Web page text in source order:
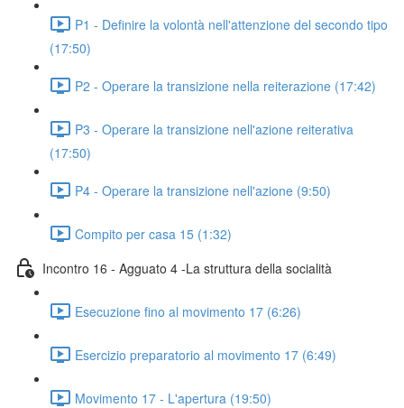
P1 - Definire la volontà nell'attenzione del secondo tipo
(17:50)
P2 - Operare la transizione nella reiterazione (17:42)
P3 - Operare la transizione nell'azione reiterativa
(17:50)
P4 - Operare la transizione nell'azione (9:50)
Compito per casa 15 (1:32)
Incontro 16 - Agguato 4 -La struttura della socialità
Esecuzione fino al movimento 17 (6:26)
Esercizio preparatorio al movimento 17 (6:49)
Movimento 17 - L'apertura (19:50)